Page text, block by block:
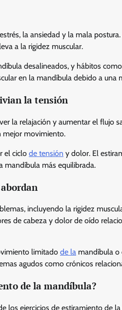
la ansiedad y la mala
a la rigidez muscular.
desalineados, y hábitos
en la mandíbula debido a una
la tensión
la relajación y aumentar el flujo
mejor movimiento.
el ciclo de tensión y dolor. El
mandíbula más equilibrada.
incluyendo la rigidez
de cabeza y dolor de oído
limitado de la mandíbula o
agudos como crónicos
de la mandíbula?
los ejercicios de estiramiento de